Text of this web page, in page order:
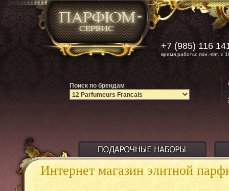
Интернет магазин элитной
+7 (985) 116
время работы: пон.-пят. с
Поиск по брендам